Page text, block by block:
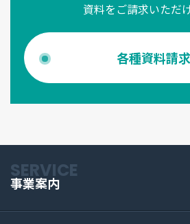
資料をご請求いただけ
各種資料請求
SERVICE
事業案内